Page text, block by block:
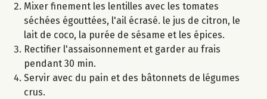
Mixer finement les lentilles avec les tomates
séchées égouttées, l'ail écrasé. le jus de citron, le
lait de coco, la purée de sésame et les épices.
Rectifier l'assaisonnement et garder au frais
pendant 30 min.
Servir avec du pain et des bâtonnets de légumes
crus.